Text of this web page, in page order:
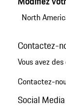
North
Contactez-
Vous avez
Contactez-
Social Media